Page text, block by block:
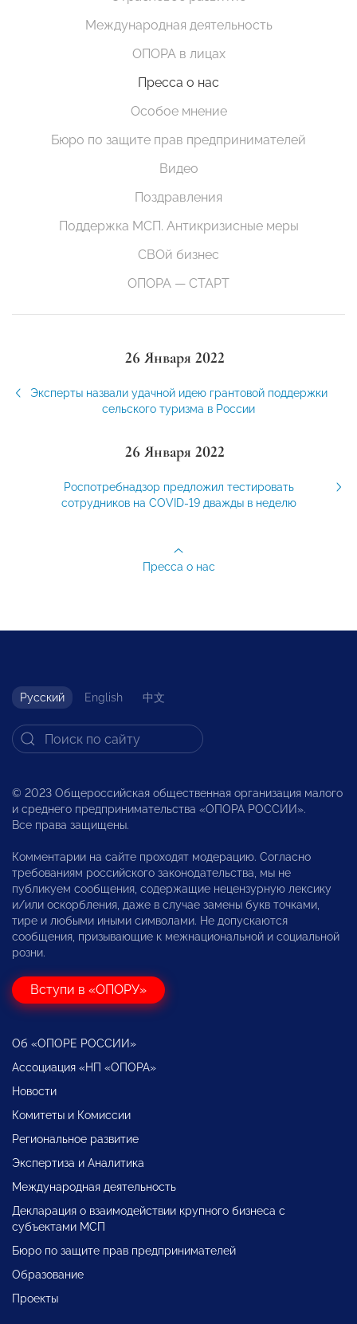
Международная деятельность
ОПОРА в лицах
Пресса о нас
Особое мнение
Бюро по защите прав предпринимателей
Видео
Поздравления
Поддержка МСП. Антикризисные меры
СВОй бизнес
ОПОРА — СТАРТ
26 Января 2022
Эксперты назвали удачной идею грантовой поддержки
сельского туризма в России
26 Января 2022
Роспотребнадзор предложил тестировать
сотрудников на COVID-19 дважды в неделю
Пресса о нас
Русский English 中文
© 2023 Общероссийская общественная организация малого
и среднего предпринимательства «ОПОРА РОССИИ».
Все права защищены.
Комментарии на сайте проходят модерацию. Согласно
требованиям российского законодательства, мы не
публикуем сообщения, содержащие нецензурную лексику
и/или оскорбления, даже в случае замены букв точками,
тире и любыми иными символами. Не допускаются
сообщения, призывающие к межнациональной и социальной
розни.
Вступи в «ОПОРУ»
Об «ОПОРЕ РОССИИ»
Ассоциация «НП «ОПОРА»
Новости
Комитеты и Комиссии
Региональное развитие
Экспертиза и Аналитика
Международная деятельность
Декларация о взаимодействии крупного бизнеса с
субъектами МСП
Бюро по защите прав предпринимателей
Образование
Проекты